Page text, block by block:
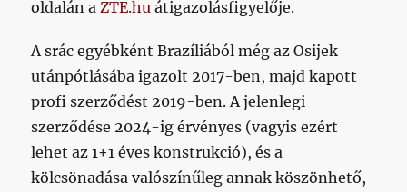
oldalán a ZTE.hu átigazolásfigyelője.
A srác egyébként Brazíliából még az Osijek
utánpótlásába igazolt 2017-ben, majd kapott
profi szerződést 2019-ben. A jelenlegi
szerződése 2024-ig érvényes (vagyis ezért
lehet az 1+1 éves konstrukció), és a
kölcsönadása valószínűleg annak köszönhető,